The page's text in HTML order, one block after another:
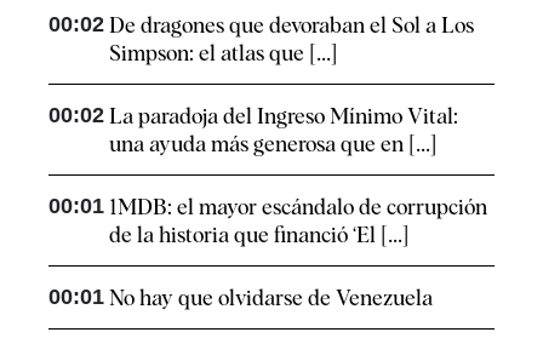
00:02 De dragones que devoraban el Sol a Los
Simpson: el atlas que [...]
00:02 La paradoja del Ingreso Mínimo Vital:
una ayuda más generosa que en [...]
00:01 1MDB: el mayor escándalo de corrupción
de la historia que financió ‘El [...]
00:01 No hay que olvidarse de Venezuela